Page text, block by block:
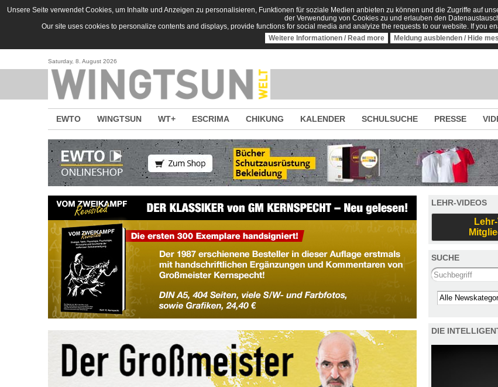
Direkt zum Inhalt
Unsere Seite verwendet Cookies, um Inhalte und Anzeigen zu personalisieren, Funktionen für soziale Medien anbieten zu können und die Zugriffe auf
der Verwendung von Cookies zu und erlauben den
Our site uses cookies to personalize contents and displays, provide functions for social media and analyize the requests to our website. If you
Weitere Informationen / Read more
Meldung ausblenden / Hide
Saturday, 8. August 2026
EWTO WINGTSUN WT+ ESCRIMA CHIKUNG KALENDER SCHULSUCHE PRESSE
LEHR-VIDEOS
SUCHE
Search this site
Kategorie
DIE